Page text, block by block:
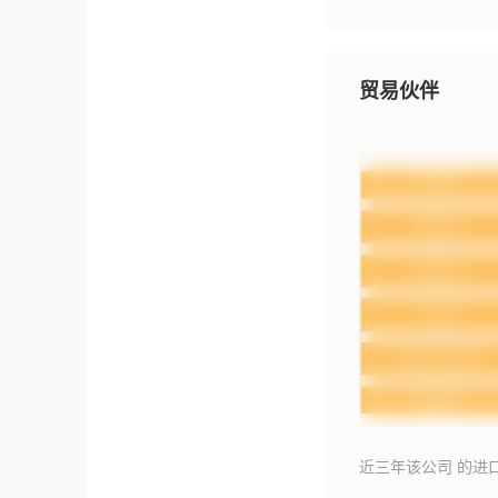
贸易伙伴
近三年该公司 的进